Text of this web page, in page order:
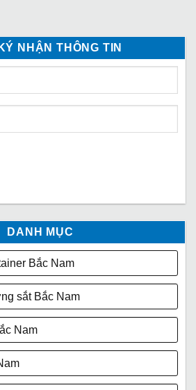
NHẬN THÔNG TIN
DANH MỤC
Bắc Nam
sắt Bắc Nam
Nam